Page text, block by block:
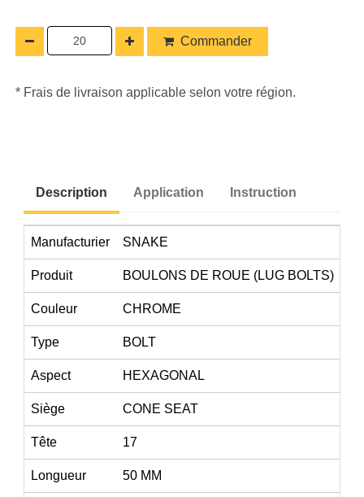
Commander
* Frais de livraison applicable selon votre région.
Description Application Instruction
Manufacturier SNAKE
Produit BOULONS DE ROUE (LUG BOLTS)
Couleur CHROME
Type BOLT
Aspect HEXAGONAL
Siège CONE SEAT
Tête 17
Longueur 50 MM